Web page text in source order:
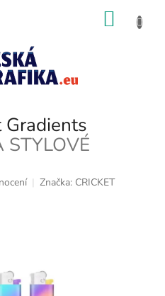
Gradients
STYLOVÉ
Značka: CRICKET